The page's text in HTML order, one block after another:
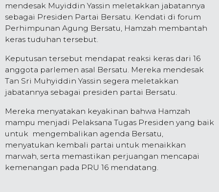
mendesak Muyiddin Yassin meletakkan jabatannya
sebagai Presiden Partai Bersatu. Kendati di forum
Perhimpunan Agung Bersatu, Hamzah membantah
keras tuduhan tersebut.
Keputusan tersebut mendapat reaksi keras dari 16
anggota parlemen asal Bersatu. Mereka mendesak
Tan Sri Muhyiddin Yassin segera meletakkan
jabatannya sebagai presiden partai Bersatu.
Mereka menyatakan keyakinan bahwa Hamzah
mampu menjadi Pelaksana Tugas Presiden yang baik
untuk mengembalikan agenda Bersatu,
menyatukan kembali partai untuk menaikkan
marwah, serta memastikan perjuangan mencapai
kemenangan pada PRU 16 mendatang.